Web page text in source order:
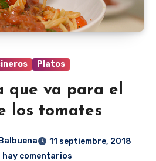
Platos
que va para el
los tomates
11 septiembre, 2018
hay comentarios